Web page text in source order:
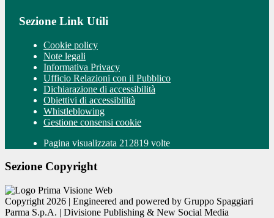
Sezione Link Utili
Cookie policy
Note legali
Informativa Privacy
Ufficio Relazioni con il Pubblico
Dichiarazione di accessibilità
Obiettivi di accessibilità
Whistleblowing
Gestione consensi cookie
Pagina visualizzata 212819 volte
Sezione Copyright
Copyright 2026 | Engineered and powered by Gruppo Spaggiari
Parma S.p.A. | Divisione Publishing & New Social Media